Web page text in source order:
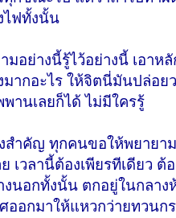
ไฟทั้งนั้น
อย่างนี้รู้ไว้อย่างนี้ เอาห
งมากอะไร ให้จิตนี่มันปล่
านเลยก็ได้ ไม่มีใครรู้
ำคัญ ทุกคนขอให้พยายาม
ย เวลานี้ต้องเพียรทีเดียว
นอกทั้งนั้น ตกอยู่ในกลา
ออกมาให้แหวกว่ายทวน